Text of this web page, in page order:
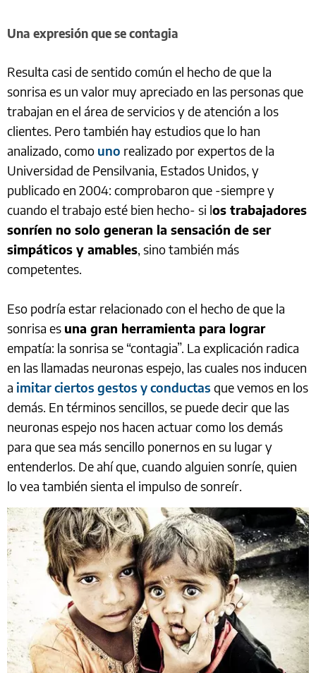
Una expresión que se contagia
Resulta casi de sentido común el hecho de que la
sonrisa es un valor muy apreciado en las personas que
trabajan en el área de servicios y de atención a los
clientes. Pero también hay estudios que lo han
analizado, como uno realizado por expertos de la
Universidad de Pensilvania, Estados Unidos, y
publicado en 2004: comprobaron que -siempre y
cuando el trabajo esté bien hecho- si los trabajadores
sonríen no solo generan la sensación de ser
simpáticos y amables , sino también más
competentes.
Eso podría estar relacionado con el hecho de que la
sonrisa es una gran herramienta para lograr
empatía: la sonrisa se “contagia”. La explicación radica
en las llamadas neuronas espejo, las cuales nos inducen
a imitar ciertos gestos y conductas que vemos en los
demás. En términos sencillos, se puede decir que las
neuronas espejo nos hacen actuar como los demás
para que sea más sencillo ponernos en su lugar y
entenderlos. De ahí que, cuando alguien sonríe, quien
lo vea también sienta el impulso de sonreír.